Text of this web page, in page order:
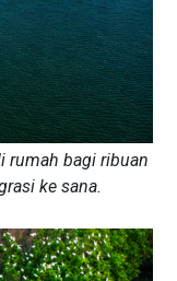
rumah bagi ribuan
ke sana.